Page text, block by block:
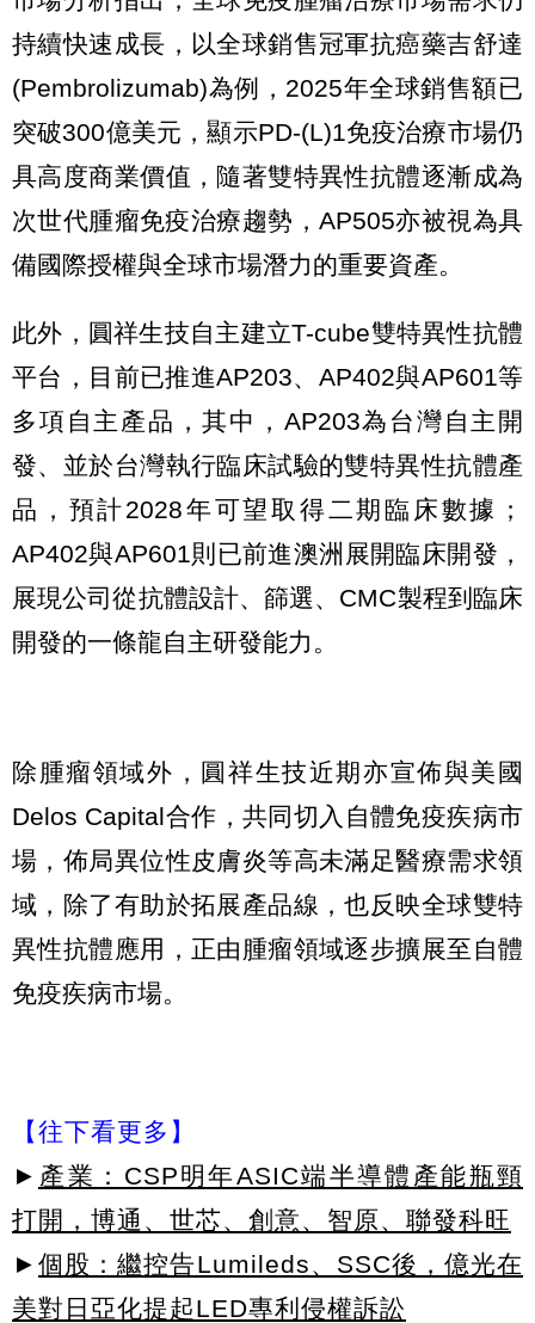
持續快速成長，以全球銷售冠軍抗癌藥吉舒達
(Pembrolizumab)為例，2025年全球銷售額已
突破300億美元，顯示PD-(L)1免疫治療市場仍
具高度商業價值，隨著雙特異性抗體逐漸成為
次世代腫瘤免疫治療趨勢，AP505亦被視為具
備國際授權與全球市場潛力的重要資產。
此外，圓祥生技自主建立T-cube雙特異性抗體
平台，目前已推進AP203、AP402與AP601等
多項自主產品，其中，AP203為台灣自主開
發、並於台灣執行臨床試驗的雙特異性抗體產
品，預計2028年可望取得二期臨床數據；
AP402與AP601則已前進澳洲展開臨床開發，
展現公司從抗體設計、篩選、CMC製程到臨床
開發的一條龍自主研發能力。
除腫瘤領域外，圓祥生技近期亦宣佈與美國
Delos Capital合作，共同切入自體免疫疾病市
場，佈局異位性皮膚炎等高未滿足醫療需求領
域，除了有助於拓展產品線，也反映全球雙特
異性抗體應用，正由腫瘤領域逐步擴展至自體
免疫疾病市場。
【往下看更多】
► 產業：CSP明年ASIC端半導體產能瓶頸
打開，博通、世芯、創意、智原、聯發科旺
► 個股：繼控告Lumileds、SSC後，億光在
美對日亞化提起LED專利侵權訴訟